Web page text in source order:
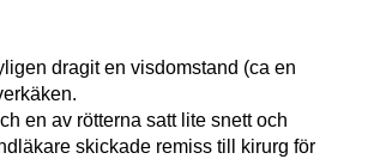
dragit en visdomstand (ca en
en av rötterna satt lite snett och
skickade remiss till kirurg för